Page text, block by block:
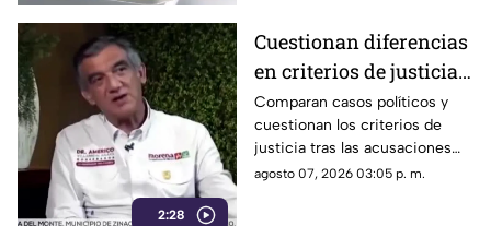
2:28
Cuestionan diferencias
en criterios de justicia
por casos políticos en
Guerrero y Sinaloa
Comparan casos políticos y
cuestionan los criterios de
justicia tras las acusaciones
contra exfuncionarios de
agosto 07, 2026 03:05 p. m.